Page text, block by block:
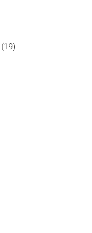
(19)